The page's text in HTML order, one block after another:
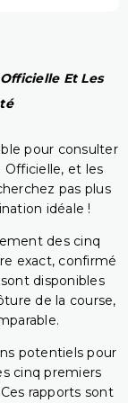
Et Les
pour consulter
Officielle, et les
pas plus
idéale !
des cinq
exact, confirmé
disponibles
de la course,
potentiels pour
cinq premiers
rapports sont